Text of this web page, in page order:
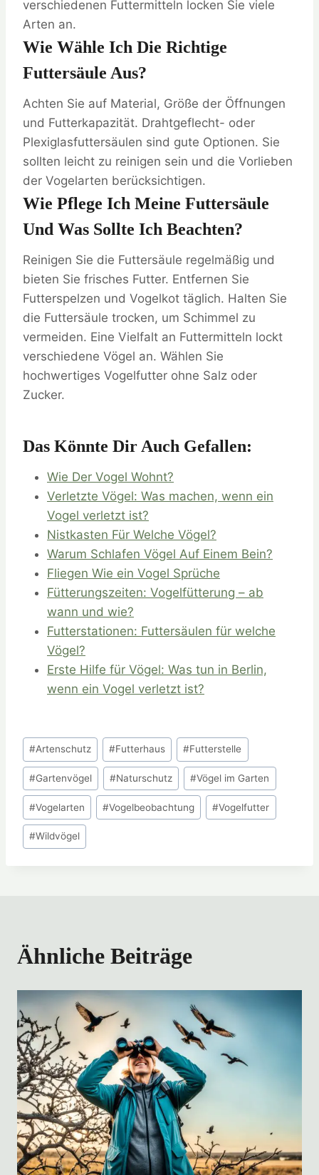
verschiedenen Futtermitteln locken Sie viele
Arten an.
Wie Wähle Ich Die Richtige
Futtersäule Aus?
Achten Sie auf Material, Größe der Öffnungen
und Futterkapazität. Drahtgeflecht- oder
Plexiglasfuttersäulen sind gute Optionen. Sie
sollten leicht zu reinigen sein und die Vorlieben
der Vogelarten berücksichtigen.
Wie Pflege Ich Meine Futtersäule
Und Was Sollte Ich Beachten?
Reinigen Sie die Futtersäule regelmäßig und
bieten Sie frisches Futter. Entfernen Sie
Futterspelzen und Vogelkot täglich. Halten Sie
die Futtersäule trocken, um Schimmel zu
vermeiden. Eine Vielfalt an Futtermitteln lockt
verschiedene Vögel an. Wählen Sie
hochwertiges Vogelfutter ohne Salz oder
Zucker.
Das Könnte Dir Auch Gefallen:
Wie Der Vogel Wohnt?
Verletzte Vögel: Was machen, wenn ein
Vogel verletzt ist?
Nistkasten Für Welche Vögel?
Warum Schlafen Vögel Auf Einem Bein?
Fliegen Wie ein Vogel Sprüche
Fütterungszeiten: Vogelfütterung – ab
wann und wie?
Futterstationen: Futtersäulen für welche
Vögel?
Erste Hilfe für Vögel: Was tun in Berlin,
wenn ein Vogel verletzt ist?
Schlagworte:
#Artenschutz #Futterhaus #Futterstelle
#Gartenvögel #Naturschutz #Vögel im Garten
#Vogelarten #Vogelbeobachtung #Vogelfutter
#Wildvögel
Ähnliche Beiträge